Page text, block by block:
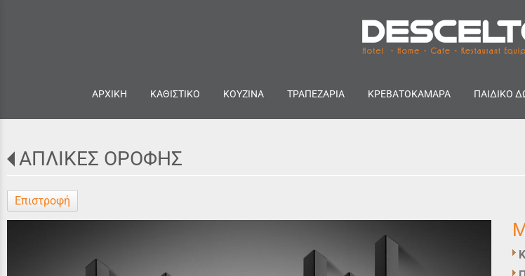
ΑΡΧΙΚΗ ΚΑΘΙΣΤΙΚΟ ΚΟΥΖΙΝΑ ΤΡΑΠΕΖΑΡΙΑ ΚΡΕΒΑΤΟΚΑΜΑΡΑ ΠΑΙΔΙΚΟ
ΑΠΛΙΚΕΣ ΟΡΟΦΗΣ
Επιστροφή